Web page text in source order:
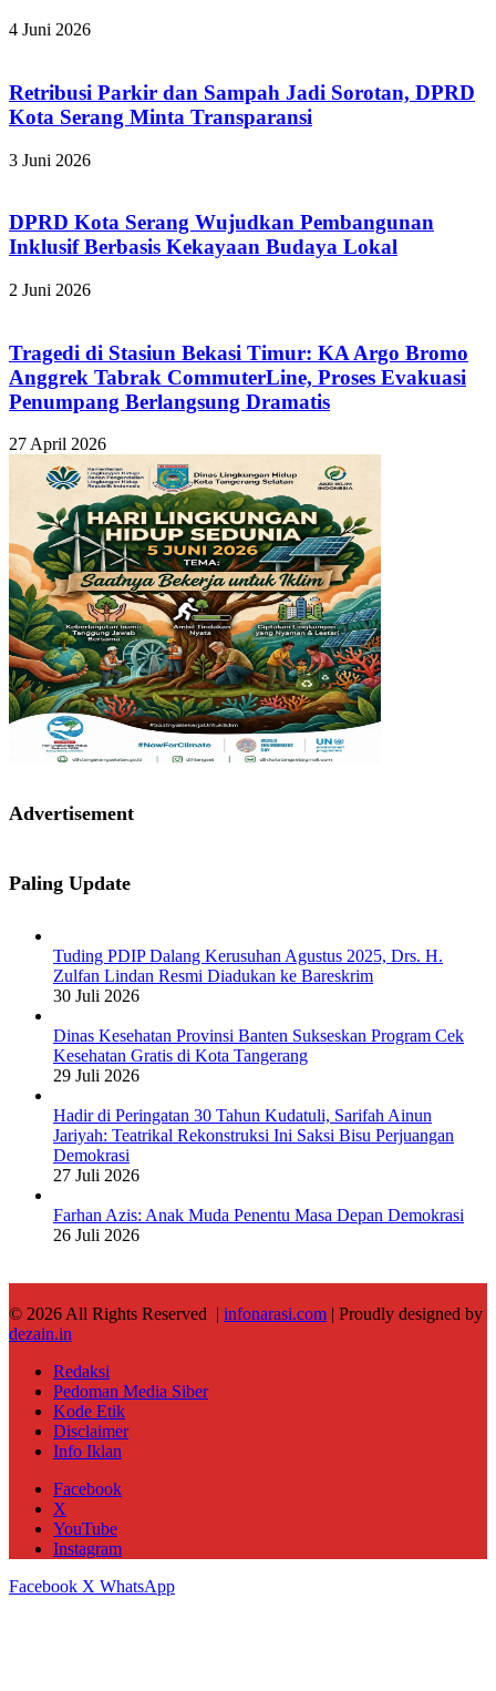
4 Juni 2026
Retribusi Parkir dan Sampah Jadi Sorotan, DPRD
Kota Serang Minta Transparansi
3 Juni 2026
DPRD Kota Serang Wujudkan Pembangunan
Inklusif Berbasis Kekayaan Budaya Lokal
2 Juni 2026
Tragedi di Stasiun Bekasi Timur: KA Argo Bromo
Anggrek Tabrak CommuterLine, Proses Evakuasi
Penumpang Berlangsung Dramatis
27 April 2026
Advertisement
Paling Update
Tuding PDIP Dalang Kerusuhan Agustus 2025, Drs. H.
Zulfan Lindan Resmi Diadukan ke Bareskrim
30 Juli 2026
Dinas Kesehatan Provinsi Banten Sukseskan Program Cek
Kesehatan Gratis di Kota Tangerang
29 Juli 2026
Hadir di Peringatan 30 Tahun Kudatuli, Sarifah Ainun
Jariyah: Teatrikal Rekonstruksi Ini Saksi Bisu Perjuangan
Demokrasi
27 Juli 2026
Farhan Azis: Anak Muda Penentu Masa Depan Demokrasi
26 Juli 2026
© 2026 All Rights Reserved | infonarasi.com | Proudly designed by
dezain.in
Redaksi
Pedoman Media Siber
Kode Etik
Disclaimer
Info Iklan
Facebook
X
YouTube
Instagram
Facebook X WhatsApp